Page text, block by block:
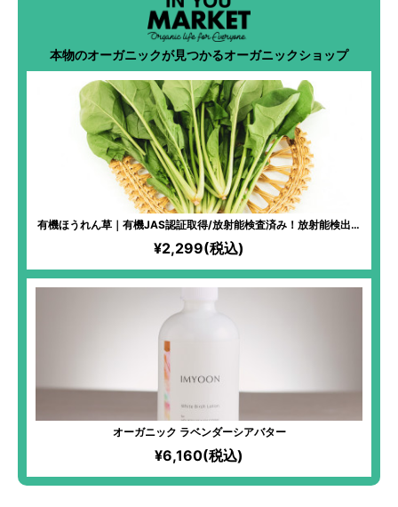
本物のオーガニックが見つかるオーガニックショップ
有機ほうれん草｜有機JAS認証取得/放射能検査済み！放射能検出な
しの安心ほうれん草。作り手が自信を持って届けるエグみの少ない
甘味が強いほうれん草！朝食に一押し。
¥2,299(税込)
オーガニック ラベンダーシアバター
¥6,160(税込)